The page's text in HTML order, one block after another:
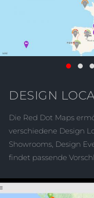
DESIGN
Die Red Dot Maps
verschiedene Design
Showrooms, Design
findet passende